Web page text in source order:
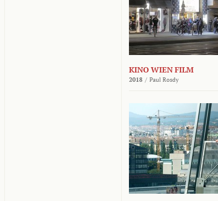
KINO WIEN FILM
2018 / Paul Rosdy